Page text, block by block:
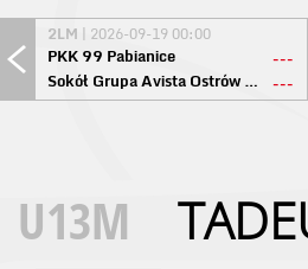
2LM | 2026-09-19 00:00
PKK 99 Pabianice
---
Sokół Grupa Avista Ostrów Maz. ---
U13M